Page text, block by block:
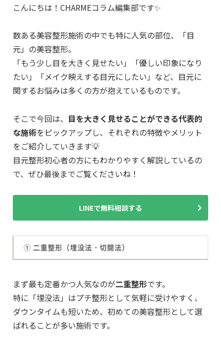
こんにちは！CHARMEコラム編集部です✨
数ある美容整形施術の中でも特に人気の部位、「目
元」の美容整形。
「もう少し目を大きく見せたい」「優しい印象になり
たい」「メイク映えする目元にしたい」など、目元に
関するお悩みは多くの方が抱えているものです。
そこで今回は、 目を大きく見せることができる代表的
な施術をピックアップし、それぞれの特徴やメリット
をご紹介していきます💡
目元整形初心者の方にもわかりやすく解説しているの
で、ぜひ最後までご覧くださいね！
LINEで無料相談する
① 二重整形（埋没法・切開法）
まず最も定番かつ人気なのが二重整形です。
特に「埋没法」はプチ整形として気軽に受けやすく、
ダウンタイムも短いため、初めての美容整形として選
ばれることが多い施術です。